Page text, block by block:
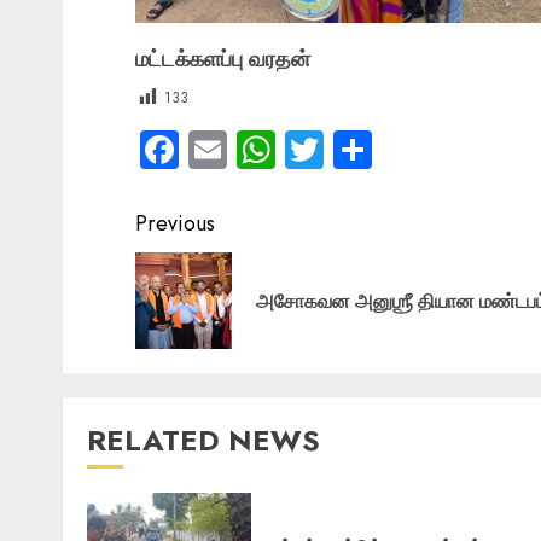
மட்டக்களப்பு வரதன்
133
Facebook
EmailWhatsApp
Twitter
Post
navigation
Previous
அசோகவன அனுஶ்ரீ தியான
RELATED NEWS